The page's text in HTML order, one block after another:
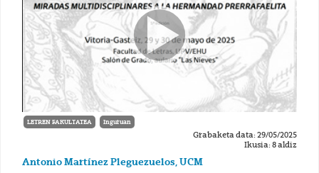
LETREN FAKULTATEA Inguruan
Grabaketa data: 29/05/2025
Ikusia: 8 aldiz
Antonio Martínez Pleguezuelos, UCM